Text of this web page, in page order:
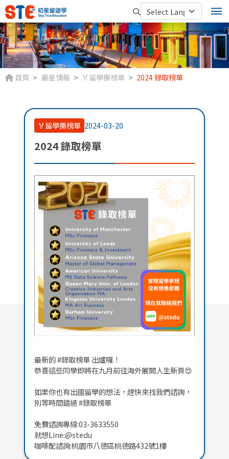
首頁 最星情報 🏅留學撕榜單 2024 錄取榜單
🏅留學撕榜單 2024-03-20
2024 錄取榜單
最新的 #錄取榜單 出爐囉！
恭喜這些同學即將在九月前往海外展開人生新頁😍
如果你也有出國留學的想法，趕快來找我們諮詢，
別等時間錯過 #錄取榜單
免費諮詢專線:03-3633550
就想Line:@stedu
咖啡配諮詢:桃園市八德區桃德路432號1樓